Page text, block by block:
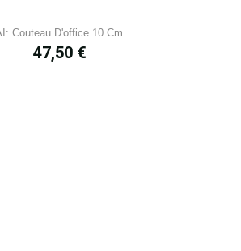
Couteau D'office 10 Cm...
Prix
47,50 €